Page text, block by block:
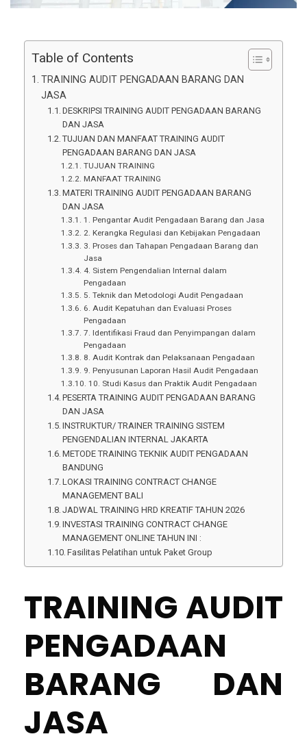
Table of Contents
TRAINING AUDIT PENGADAAN BARANG DAN
JASA
DESKRIPSI TRAINING AUDIT PENGADAAN BARANG
DAN JASA
TUJUAN DAN MANFAAT TRAINING AUDIT
PENGADAAN BARANG DAN JASA
TUJUAN TRAINING
MANFAAT TRAINING
MATERI TRAINING AUDIT PENGADAAN BARANG
DAN JASA
1. Pengantar Audit Pengadaan Barang dan Jasa
2. Kerangka Regulasi dan Kebijakan Pengadaan
3. Proses dan Tahapan Pengadaan Barang dan
Jasa
4. Sistem Pengendalian Internal dalam
Pengadaan
5. Teknik dan Metodologi Audit Pengadaan
6. Audit Kepatuhan dan Evaluasi Proses
Pengadaan
7. Identifikasi Fraud dan Penyimpangan dalam
Pengadaan
8. Audit Kontrak dan Pelaksanaan Pengadaan
9. Penyusunan Laporan Hasil Audit Pengadaan
10. Studi Kasus dan Praktik Audit Pengadaan
PESERTA TRAINING AUDIT PENGADAAN BARANG
DAN JASA
INSTRUKTUR/ TRAINER TRAINING SISTEM
PENGENDALIAN INTERNAL JAKARTA
METODE TRAINING TEKNIK AUDIT PENGADAAN
BANDUNG
LOKASI TRAINING CONTRACT CHANGE
MANAGEMENT BALI
JADWAL TRAINING HRD KREATIF TAHUN 2026
INVESTASI TRAINING CONTRACT CHANGE
MANAGEMENT ONLINE TAHUN INI :
Fasilitas Pelatihan untuk Paket Group
TRAINING AUDIT
PENGADAAN
BARANG DAN
JASA